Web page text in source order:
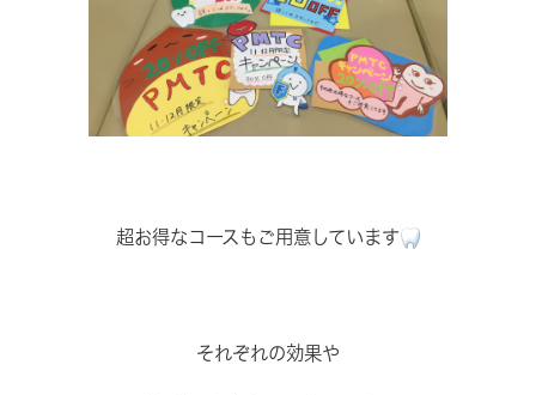
超お得なコースもご用意しています
それぞれの効果や